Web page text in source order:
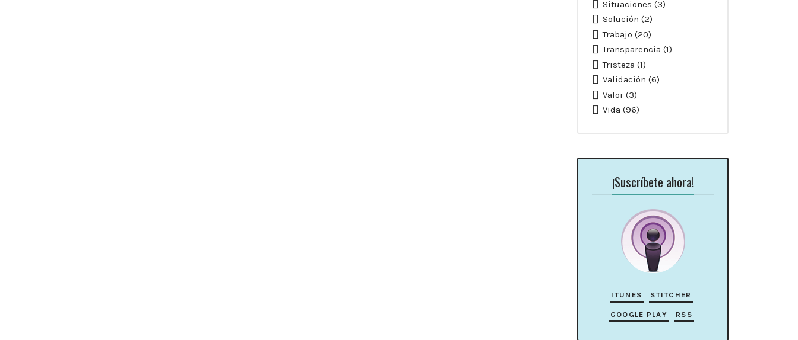
Situaciones (3)
Solución (2)
Trabajo (20)
Transparencia (1)
Tristeza (1)
Validación (6)
Valor(3)
Vida (96)
¡Suscríbete ahora!
ITUNES STITCHER
GOOGLE PLAY RSS